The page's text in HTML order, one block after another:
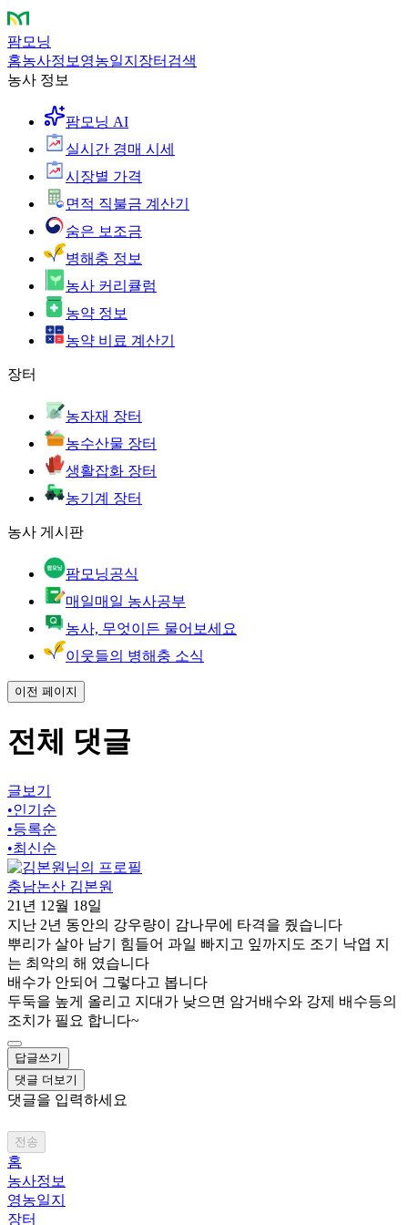
팜모닝
홈농사정보 영농일지 장터 검색
농사 정보
팜모닝 AI
실시간 경매 시세
시장별 가격
면적 직불금 계산기
숨은 보조금
병해충 정보
농사 커리큘럼
농약 정보
농약 비료 계산기
장터
농자재 장터
농수산물 장터
생활잡화 장터
농기계 장터
농사 게시판
팜모닝공식
매일매일 농사공부
농사, 무엇이든 물어보세요
이웃들의 병해충 소식
이전 페이지
전체 댓글
글보기
•인기순
•등록순
•최신순
충남논산 김본원
21년 12월 18일
지난 2년 동안의 강우량이 감나무에 타격을 줬습니다
뿌리가 살아 남기 힘들어 과일 빠지고 잎까지도 조기 낙엽 지
는 최악의 해 였습니다
배수가 안되어 그렇다고 봅니다
두둑을 높게 올리고 지대가 낮으면 암거배수와 강제 배수등의
조치가 필요 합니다~
답글쓰기
댓글 더보기
댓글을 입력하세요
전송
홈
농사정보
영농일지
장터